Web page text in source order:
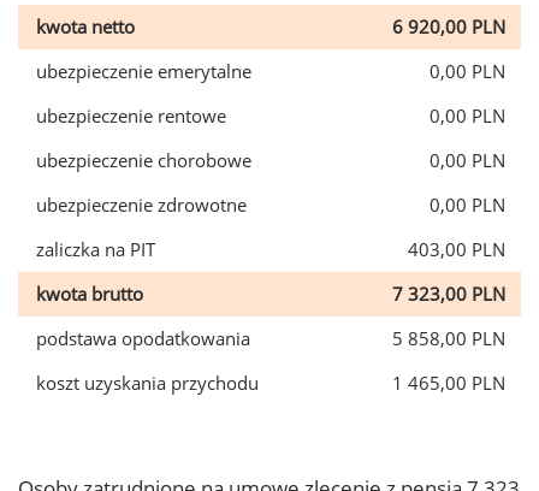
kwota netto
6 920,00 PLN
ubezpieczenie emerytalne
0,00 PLN
ubezpieczenie rentowe
0,00 PLN
ubezpieczenie chorobowe
0,00 PLN
ubezpieczenie zdrowotne
0,00 PLN
zaliczka na PIT
403,00 PLN
kwota brutto
7 323,00 PLN
podstawa opodatkowania
5 858,00 PLN
koszt uzyskania przychodu
1 465,00 PLN